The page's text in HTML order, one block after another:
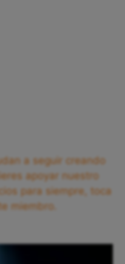
a seguir creando
apoyar nuestro
para siempre, toca
miembro.